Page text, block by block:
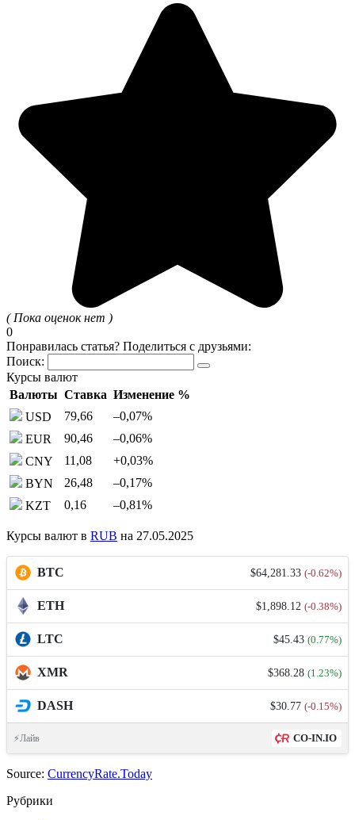
( Пока оценок нет )
0
Понравилась статья? Поделиться с друзьями:
Поиск:
Курсы валют
Валюты Ставка Изменение %
USD
79,66 –0,07%
EUR
90,46 –0,06%
CNY
11,08 +0,03%
BYN
26,48 –0,17%
KZT
0,16 –0,81%
Курсы валют в RUB на 27.05.2025
BTC $64,281.33 (-0.62%)
ETH $1,898.12 (-0.38%)
LTC $45.43 (0.77%)
XMR $368.28 (1.23%)
DASH $30.77 (-0.15%)
⚡Лайв CO-IN.IO
Source: CurrencyRate.Today
Рубрики